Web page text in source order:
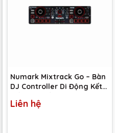
Numark Mixtrack Go – Bàn
DJ Controller Di Động Kết
Android)
Liên hệ